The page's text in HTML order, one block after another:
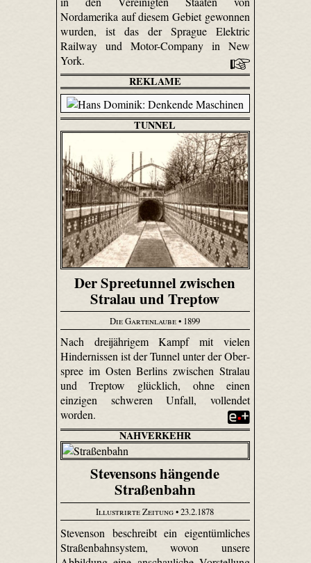
Nordamerika auf diesem Gebiet gewonnen
wurden, ist das der Sprague Elektric
Railway und Motor-Company in New
York.
REKLAME
TUNNEL
Der Spreetunnel zwischen
Stralau und Treptow
Die Gartenlaube• 1899
Nach dreijährigem Kampf mit vielen
Hindernissen ist der Tunnel unter der Ober­
spree im Osten Berlins zwischen Stralau
und Treptow glücklich, ohne einen
einzigen schweren Unfall, vollendet
worden.
NAHVERKEHR
Stevensons hängende
Straßenbahn
Illustrirte Zeitung• 23.2.1878
Stevenson beschreibt ein eigentümliches
Straßenbahnsystem, wovon unsere